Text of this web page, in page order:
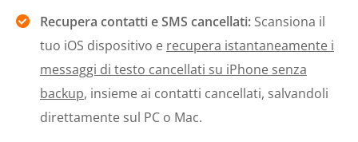
Recupera contatti e SMS cancellati: Scansiona il
tuo iOS dispositivo e recupera istantaneamente i
messaggi di testo cancellati su iPhone senza
backup, insieme ai contatti cancellati, salvandoli
direttamente sul PC o Mac.